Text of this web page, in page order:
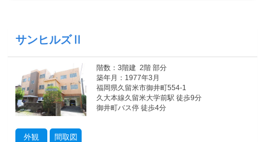
サンヒルズⅡ
外観 間取図
階数：3階建 2階 部分
築年月：1977年3月
福岡県久留米市御井町554-1
久大本線久留米大学前駅 徒歩9分
御井町バス停 徒歩4分